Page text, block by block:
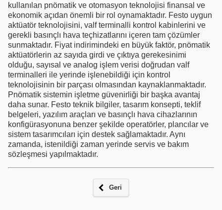
kullanılan pnömatik ve otomasyon teknolojisi finansal ve
ekonomik açıdan önemli bir rol oynamaktadır. Festo uygun
aktüatör teknolojisini, valf terminalli kontrol kabinlerini ve
gerekli basınçlı hava teçhizatlarını içeren tam çözümler
sunmaktadır. Fiyat indirimindeki en büyük faktör, pnömatik
aktüatörlerin az sayıda girdi ve çıktıya gerekesinimi
olduğu, sayısal ve analog işlem verisi doğrudan valf
terminalleri ile yerinde işlenebildiği için kontrol
teknolojisinin bir parçası olmasından kaynaklanmaktadır.
Pnömatik sistemin işletme güvenirliği bir başka avantaj
daha sunar. Festo teknik bilgiler, tasarım konsepti, teklif
belgeleri, yazılım araçları ve basınçlı hava cihazlarının
konfigürasyonuna benzer şekilde operatörler, plancılar ve
sistem tasarımcıları için destek sağlamaktadır. Aynı
zamanda, istenildiği zaman yerinde servis ve bakım
sözleşmesi yapılmaktadır.
Geri